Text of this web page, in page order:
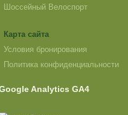
Шоссейный Велоспорт
Карта сайта
Условия бронирования
Политика конфиденциальности
Analytics GA4